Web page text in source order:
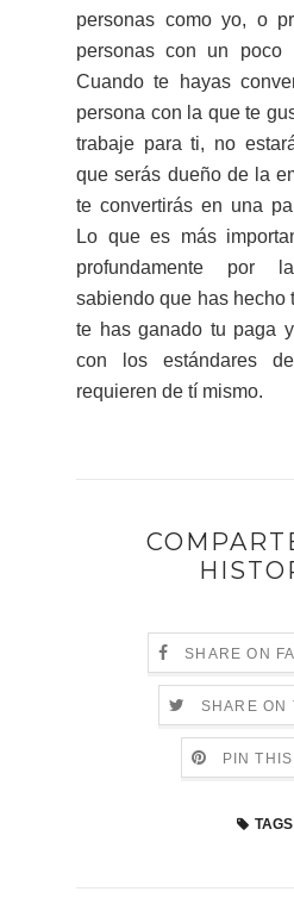
personas como yo, o
personas con un poco
Cuando te hayas
persona con la que te
trabaje para ti, no
que serás dueño de la
te convertirás en una
Lo que es más
profundamente por
sabiendo que has hecho
te has ganado tu paga
con los estándares
requieren de tí mismo.
SHARE ON
SHARE ON
PIN